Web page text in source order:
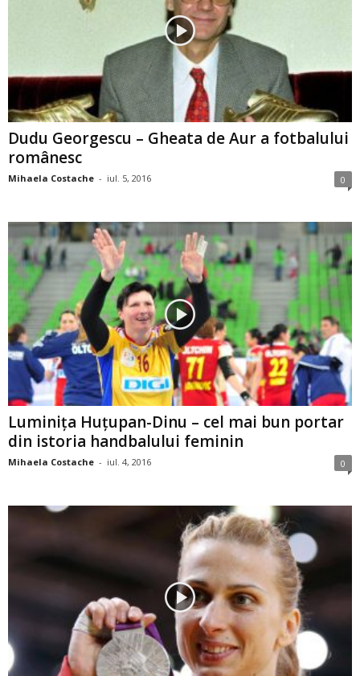
Dudu Georgescu – Gheata de Aur a fotbalului
românesc
Mihaela Costache - iul. 5, 2016 0
Luminiţa Huţupan-Dinu – cel mai bun portar
din istoria handbalului feminin
Mihaela Costache - iul. 4, 2016 0